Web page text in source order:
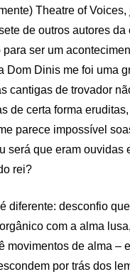
Theatre of
de outros autores da
para ser um
Dom Dinis me foi uma
cantigas de trovador
de certa forma
parece impossível
será que eram ouvidas
rei?
diferente: desconfio
com a alma
movimentos de alma –
por trás dos